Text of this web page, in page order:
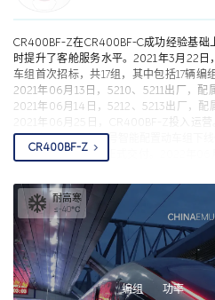
CR400BF-Z在CR400BF-C成功经验基础
时提升了客舱服务水平。2021年3月22
车组首次招标，共17组，其中包括17辆编
2021年06月13日，5210、5211出厂，配
2021年06月14日，5212、5213出厂，配
2021年06月25日，CR400BF-Z投入运
团时速350公里复兴号智能配置动车组下
二批次CR400BF-Z正式交付。2022年06
光区走廊的宽度；3、端部一等座椅扶手
务座椅增加行李绑带；5、无障碍设施车
更多线路上线运行。2023年下半年招标
的商务座调整为普通型5座。因使用过程
前排回转座椅腿托就…），后期部分批次
为1.82-1.85亿，2023年约为1.72-1.74亿。
CR400BF-Z
耐高寒
≤-40℃
编组
功率